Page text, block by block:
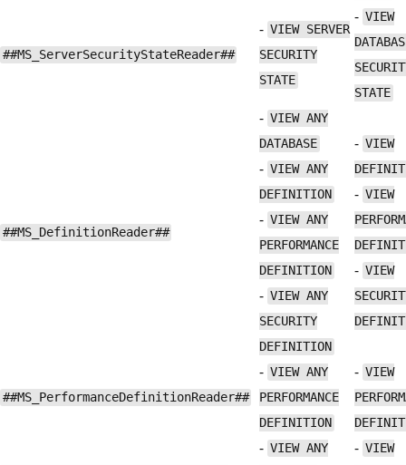
##MS_ServerSecurityStateReader##
- VIEW SERVER
SECURITY
STATE
- VIEW
STATE
##MS_DefinitionReader##
- VIEW ANY
DATABASE
- VIEW ANY
DEFINITION
- VIEW ANY
PERFORMANCE
DEFINITION
- VIEW ANY
SECURITY
DEFINITION
- VIEW
- VIEW
- VIEW
##MS_PerformanceDefinitionReader##
- VIEW ANY
PERFORMANCE
DEFINITION
- VIEW
- VIEW ANY
- VIEW